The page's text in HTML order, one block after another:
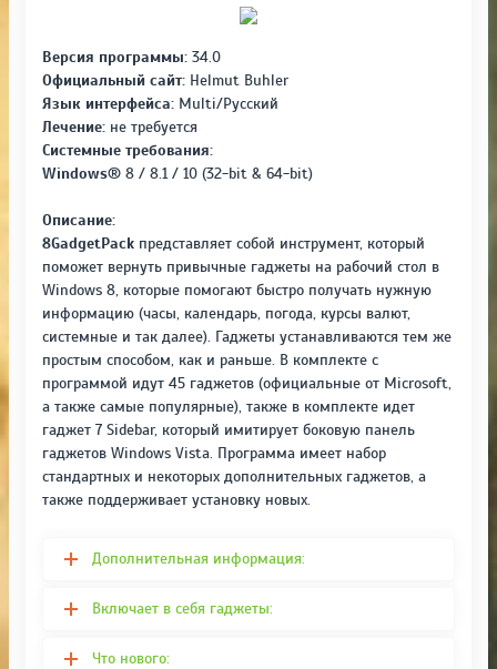
Версия программы: 34.0
Официальный сайт: Helmut Buhler
Язык интерфейса: Multi/Русский
Лечение: не требуется
Системные требования:
Windows® 8 / 8.1 / 10 (32-bit & 64-bit)
Описание:
8GadgetPack представляет собой инструмент, который
поможет вернуть привычные гаджеты на рабочий стол в
Windows 8, которые помогают быстро получать нужную
информацию (часы, календарь, погода, курсы валют,
системные и так далее). Гаджеты устанавливаются тем же
простым способом, как и раньше. В комплекте с
программой идут 45 гаджетов (официальные от Microsoft,
а также самые популярные), также в комплекте идет
гаджет 7 Sidebar, который имитирует боковую панель
гаджетов Windows Vista. Программа имеет набор
стандартных и некоторых дополнительных гаджетов, а
также поддерживает установку новых.
Дополнительная информация:
Включает в себя гаджеты:
Что нового: